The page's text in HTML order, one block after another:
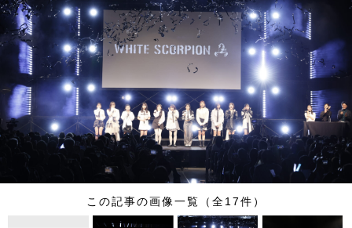
この記事の画像一覧（全17件）